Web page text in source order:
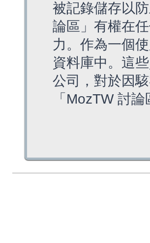
被記錄儲存以
論區」有權在
力。作為一個
資料庫中。這
公司，對於因
「MozTW 討